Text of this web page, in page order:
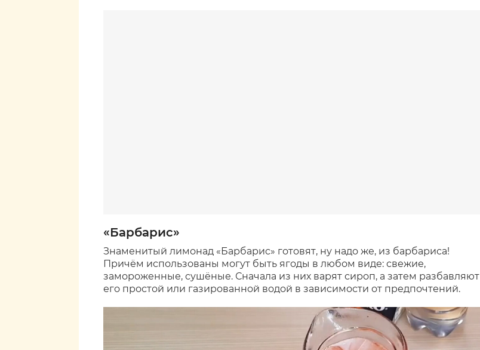
«Барбарис»
Знаменитый лимонад «Барбарис» готовят, ну надо же, из барбариса!
Причём использованы могут быть ягоды в любом виде: свежие,
замороженные, сушёные. Сначала из них варят сироп, а затем разбавляют
его простой или газированной водой в зависимости от предпочтений.